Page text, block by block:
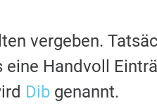
vergeben.
Handvoll
Dib genannt.